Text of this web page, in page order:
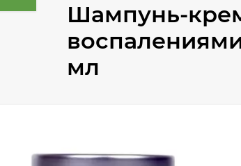
Шампунь-
мл